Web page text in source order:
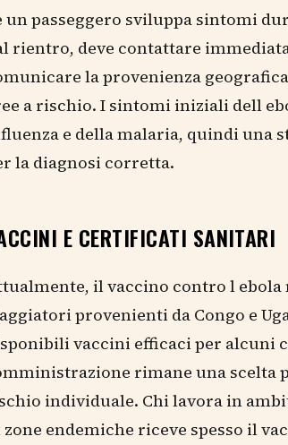
un passeggero sviluppa sintomi
rientro, deve contattare
la provenienza
a rischio. I sintomi iniziali dell
e della malaria, quindi una
la diagnosi corretta.
E CERTIFICATI SANITARI
il vaccino contro l
provenienti da Congo e
vaccini efficaci per alcuni
rimane una scelta
individuale. Chi lavora in
zone endemiche riceve spesso il